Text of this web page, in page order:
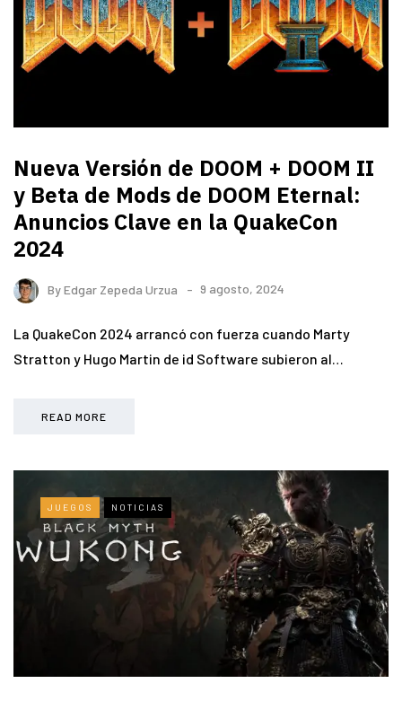
Nueva Versión de DOOM + DOOM II
y Beta de Mods de DOOM Eternal:
Anuncios Clave en la QuakeCon
2024
ByEdgar Zepeda Urzua 9 agosto, 2024
La QuakeCon 2024 arrancó con fuerza cuando Marty
Stratton y Hugo Martin de id Software subieron al…
READ MORE
JUEGOS NOTICIAS